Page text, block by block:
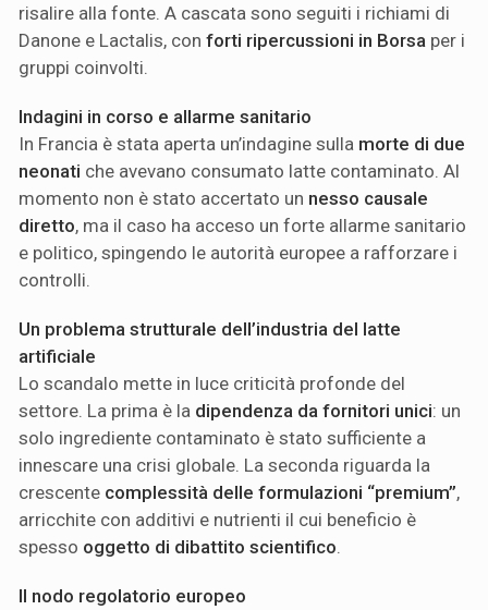
risalire alla fonte. A cascata sono seguiti i richiami di
Danone e Lactalis, con forti ripercussioni in Borsa per i
gruppi coinvolti.
Indagini in corso e allarme sanitario
In Francia è stata aperta un’indagine sulla morte di due
neonati che avevano consumato latte contaminato. Al
momento non è stato accertato un nesso causale
diretto, ma il caso ha acceso un forte allarme sanitario
e politico, spingendo le autorità europee a rafforzare i
controlli.
Un problema strutturale dell’industria del latte
artificiale
Lo scandalo mette in luce criticità profonde del
settore. La prima è la dipendenza da fornitori unici: un
solo ingrediente contaminato è stato sufficiente a
innescare una crisi globale. La seconda riguarda la
crescente complessità delle formulazioni “premium”,
arricchite con additivi e nutrienti il cui beneficio è
spesso oggetto di dibattito scientifico
Il nodo regolatorio europeo